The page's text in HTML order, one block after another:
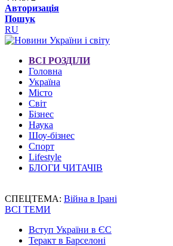
Авторизація
Пошук
RU
ВСІ РОЗДІЛИ
Головна
Україна
Місто
Світ
Бізнес
Наука
Шоу-бізнес
Спорт
Lifestyle
БЛОГИ ЧИТАЧІВ
СПЕЦТЕМА: Війна в Ірані
ВСІ ТЕМИ
Вступ України в ЄС
Теракт в Барселоні